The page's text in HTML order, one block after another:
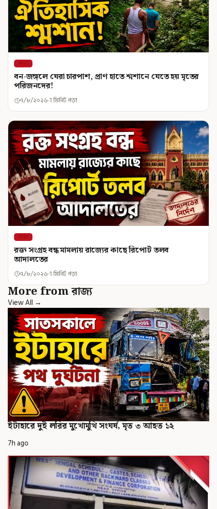
রাজ্য
বন-জঙ্গলে ঘেরা চারপাশ, প্রাণ হাতে শ্মশানে যেতে হয় মৃতের
পরিজনদের!
৭/৮/২০২৬ 1 মিনিট পড়া
রাজ্য
রক্ত সংগ্রহ বন্ধ মামলায় রাজ্যের কাছে রিপোর্ট তলব
আদালতের
৭/৮/২০২৬ 1 মিনিট পড়া
More from রাজ্য
View All →
ইটাহারে দুই লরির মুখোমুখি সংঘর্ষ, মৃত ৩ আহত ১২
7h ago